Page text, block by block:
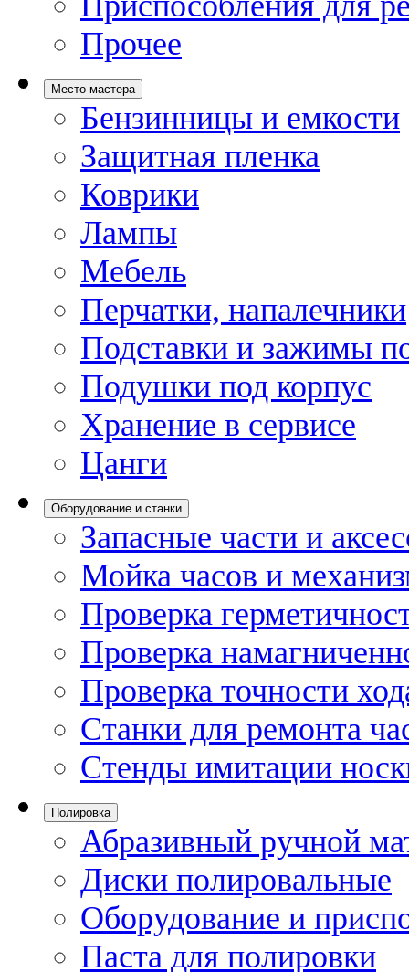
Прочее
Место мастера
Бензинницы и емкости
Защитная пленка
Коврики
Лампы
Мебель
Перчатки, напалечники
Подставки и зажимы
Подушки под корпус
Хранение в сервисе
Цанги
Оборудование и станки
Запасные части и
Мойка часов и
Проверка
Проверка
Проверка точности
Станки для ремонта
Стенды имитации
Полировка
Абразивный ручной
Диски полировальные
Оборудование и
Паста для полировки